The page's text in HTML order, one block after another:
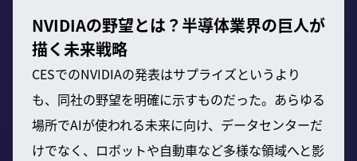
NVIDIAの野望とは？半導体業界の巨人が
描く未来戦略
CESでのNVIDIAの発表はサプライズというより
も、同社の野望を明確に示すものだった。あらゆる
場所でAIが使われる未来に向け、データセンターだ
けでなく、ロボットや自動車など多様な領域へと影